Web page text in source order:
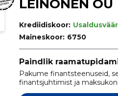
LEINONEN OÜ
Krediidiskoor:
Maineskoor: 6750
Paindlik
Pakume finantsteenuseid,
finantsjuhtimist ja
ainulaadsetele vajadustele.